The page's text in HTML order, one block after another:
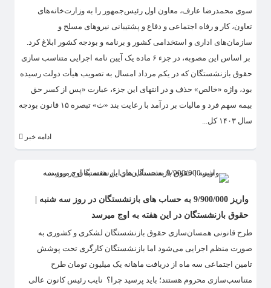
سوی محمدرضا عارف، معاون اول رئیس‌جمهور را به وزارت‌خانه‌های
تعاون، کار و رفاه اجتماعی و دفاع و پشتیبانی نیروهای مسلح و
سازمان‌های اداری و استخدامی کشور و برنامه و بودجه کشور ابلاغ کرد.
بر اساس این مصوبه، در جزء ۶ ماده یک آیین‌ نامه اجرایی متناسب ‌سازی
حقوق بازنشستگان که در یکم مرداد امسال به تصویب هیأت دولت رسیده
بود، واژه «خالص» حذف و در انتهای این جزء، عبارت «پس از کسر حق
بیمه سهم فرد و مالیات بر درآمد با رعایت بند «ث» تبصره ۱۵ قانون بودجه
سال ۱۴۰۳ کل...
ادامه خبر
واریز 9/900/000 به حساب های بازنشستگان در روز سه شنبه |
حقوق بازنشستگان در این هفته به اوج میرسد
طرح قانونی همسان‌سازی حقوق بازنشستگان لشکری و کشوری به
صورت منظم اجرایی می‌شود اما بازنشستگان کارگری تحت پوشش
تامین اجتماعی سه ماه از دریافت ماهانه یک میلیون تومان طرح
متناسب‌سازی محروم هستند؛ باید پرسید چرا؟ نایب رئیس کانون عالی